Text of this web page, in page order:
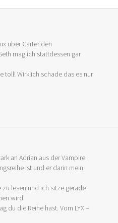
über Carter den
mag ich stattdessen gar
toll! Wirklich schade das es nur
an Adrian aus der Vampire
ist und er darin mein
lesen und ich sitze gerade
wird.
du die Reihe hast. Vom LYX –